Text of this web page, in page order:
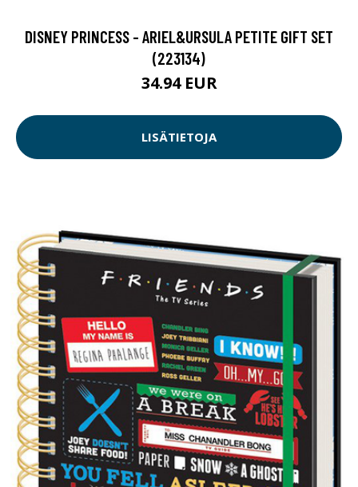
DISNEY PRINCESS - ARIEL&URSULA PETITE GIFT SET
(223134)
34.94 EUR
LISÄTIETOJA